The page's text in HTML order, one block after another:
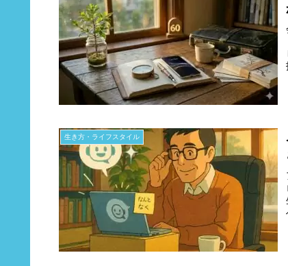
生き方・ライフスタイル